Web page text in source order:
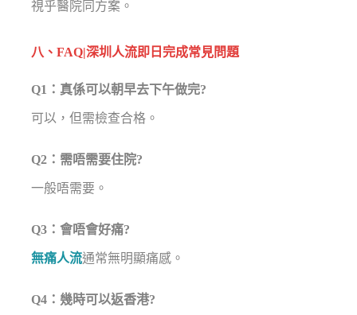
視乎醫院同方案。
八、FAQ|深圳人流即日完成常見問題
Q1：真係可以朝早去下午做完?
可以，但需檢查合格。
Q2：需唔需要住院?
一般唔需要。
Q3：會唔會好痛?
無痛人流通常無明顯痛感。
Q4：幾時可以返香港?